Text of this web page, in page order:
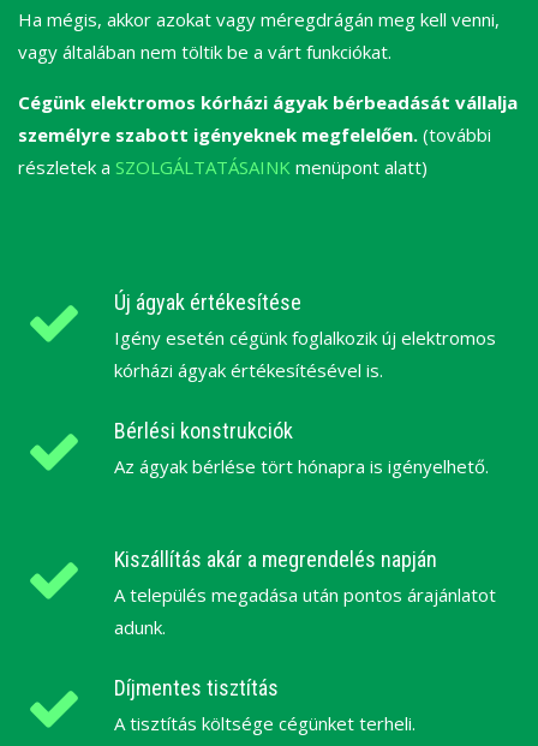
Ha mégis, akkor azokat vagy méregdrágán meg kell venni,
vagy általában nem töltik be a várt funkciókat.
Cégünk elektromos kórházi ágyak bérbeadását vállalja
személyre szabott igényeknek megfelelően. (további
részletek a SZOLGÁLTATÁSAINK menüpont alatt)
Új ágyak értékesítése
Igény esetén cégünk foglalkozik új elektromos
kórházi ágyak értékesítésével is.
Bérlési konstrukciók
Az ágyak bérlése tört hónapra is igényelhető.
Kiszállítás akár a megrendelés napján
A település megadása után pontos árajánlatot
adunk.
Díjmentes tisztítás
A tisztítás költsége cégünket terheli.